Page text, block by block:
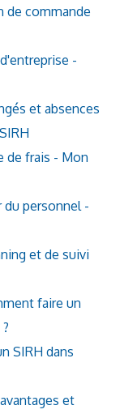
de commande
-
et absences
de frais - Mon
personnel -
et de suivi
faire un
SIRH dans
et